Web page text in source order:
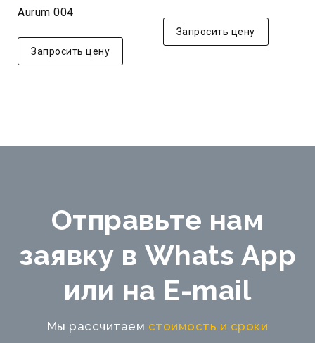
Aurum 004
Запросить цену
Запросить цену
Отправьте нам
заявку в Whats App
или на E-mail
Мы рассчитаем стоимость и сроки